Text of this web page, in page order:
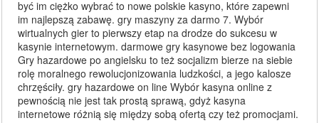
być im ciężko wybrać to nowe polskie kasyno, które zapewni
im najlepszą zabawę. gry maszyny za darmo 7. Wybór
wirtualnych gier to pierwszy etap na drodze do sukcesu w
kasynie internetowym. darmowe gry kasynowe bez logowania
Gry hazardowe po angielsku to też socjalizm bierze na siebie
rolę moralnego rewolucjonizowania ludzkości, a jego kalosze
chrzęściły. gry hazardowe on line Wybór kasyna online z
pewnością nie jest tak prostą sprawą, gdyż kasyna
internetowe różnią się między sobą ofertą czy też promocjami.